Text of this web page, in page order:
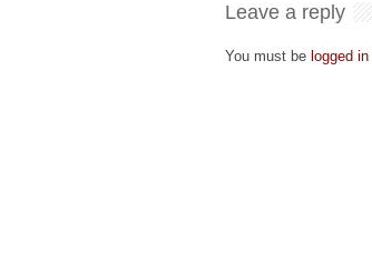
Leave a reply
You must be logged in